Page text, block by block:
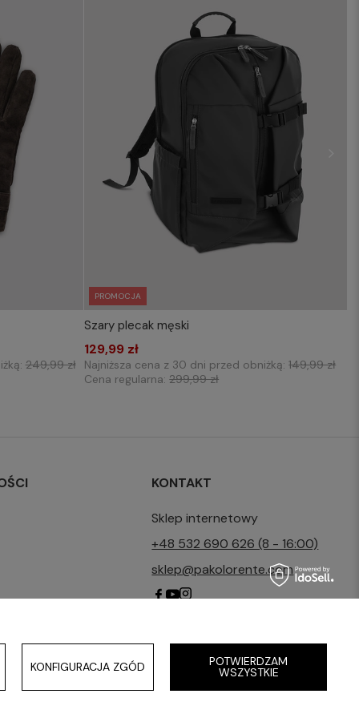
249,99 zł
PROMOCJA
WYBIERZ ROZMIAR DO KOSZYKA
Szary plecak męski
129,99 zł
Najniższa cena z 30 dni przed obniżką:149,99 zł
Cena regularna:299,99 zł
KONTAKT
Sklep internetowy
+48 532 690 626 (8 - 16:00)
sklep@pakolorente.com
KONFIGURACJA ZGÓD POTWIERDZAM
WSZYSTKIE